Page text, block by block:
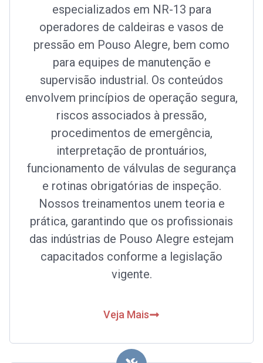
especializados em NR-13 para
operadores de caldeiras e vasos de
pressão em Pouso Alegre, bem como
para equipes de manutenção e
supervisão industrial. Os conteúdos
envolvem princípios de operação segura,
riscos associados à pressão,
procedimentos de emergência,
interpretação de prontuários,
funcionamento de válvulas de segurança
e rotinas obrigatórias de inspeção.
Nossos treinamentos unem teoria e
prática, garantindo que os profissionais
das indústrias de Pouso Alegre estejam
capacitados conforme a legislação
vigente.
Veja Mais